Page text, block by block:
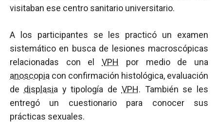
visitaban ese centro sanitario universitario.
A los participantes se les practicó un examen
sistemático en busca de lesiones macroscópicas
relacionadas con elVPH
por medio de una
anoscopia con confirmación histológica, evaluación
de displasia y tipología de VPH. También se les
entregó un cuestionario para conocer sus
prácticas sexuales.